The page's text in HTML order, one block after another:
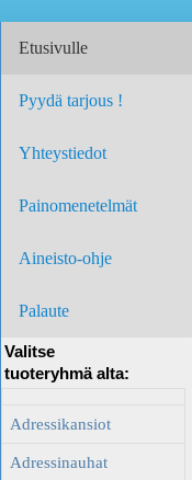
Etusivulle
Pyydä tarjous !
Yhteystiedot
Painomenetelmät
Aineisto-ohje
Palaute
Valitse
tuoteryhmä alta:
Adressikansiot
Adressinauhat